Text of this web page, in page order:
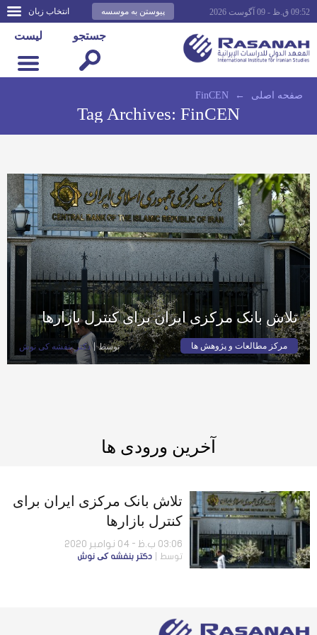
انتخاب زبان پیوستن به موسسه 09:52 ق.ظ - 09 آگوست 2026
لیست جستجو
صفحه اصلى ←
FinCEN
Tag Archives: FinCEN
تلاش بانک مرکزی ایران برای کنترل بازارها
مرکز مطالعات و پژوهش ها توسط دكتر بنفشه کی نوش
آخرین ورودی ها
تلاش بانک مرکزی ایران برای
کنترل بازارها
03:06 ب.ظ - 04 نوامبر 2020
توسط دكتر بنفشه کی نوش